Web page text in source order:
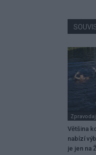
Většina
nabízí
je jen na